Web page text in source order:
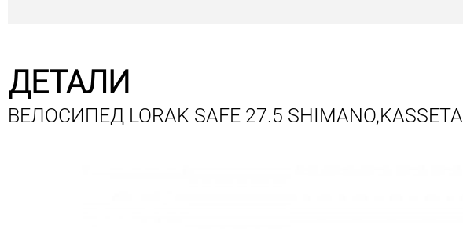
ДЕТАЛИ
ВЕЛОСИПЕД LORAK SAFE 27.5 SHIMANO,KASSETA